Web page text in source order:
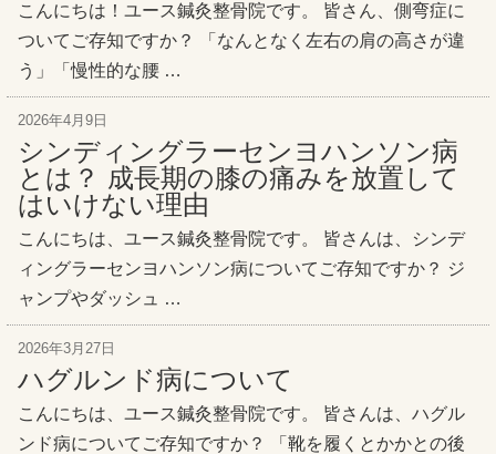
こんにちは！ユース鍼灸整骨院です。 皆さん、側弯症に
ついてご存知ですか？ 「なんとなく左右の肩の高さが違
う」「慢性的な腰 …
2026年4月9日
シンディングラーセンヨハンソン病
とは？ 成長期の膝の痛みを放置して
はいけない理由
こんにちは、ユース鍼灸整骨院です。 皆さんは、シンデ
ィングラーセンヨハンソン病についてご存知ですか？ ジ
ャンプやダッシュ …
2026年3月27日
ハグルンド病について
こんにちは、ユース鍼灸整骨院です。 皆さんは、ハグル
ンド病についてご存知ですか？ 「靴を履くとかかとの後